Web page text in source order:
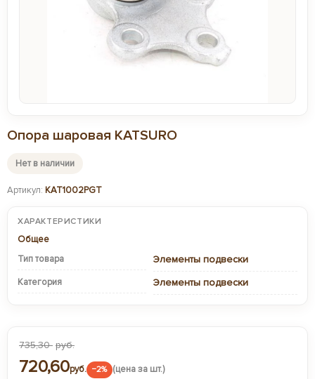
Опора шаровая KATSURO
Нет в наличии
Артикул: KAT1002PGT
ХАРАКТЕРИСТИКИ
Общее
Тип товара
Элементы подвески
Категория Элементы подвески
735,30 руб.
720,60руб. −2% (цена за шт.)